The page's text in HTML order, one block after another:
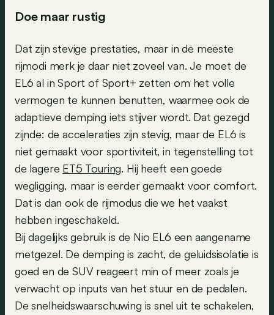
Doe maar rustig
Dat zijn stevige prestaties, maar in de meeste
rijmodi merk je daar niet zoveel van. Je moet de
EL6 al in Sport of Sport+ zetten om het volle
vermogen te kunnen benutten, waarmee ook de
adaptieve demping iets stijver wordt. Dat gezegd
zijnde: de acceleraties zijn stevig, maar de EL6 is
niet gemaakt voor sportiviteit, in tegenstelling tot
de lagere ET5 Touring. Hij heeft een goede
wegligging, maar is eerder gemaakt voor comfort.
Dat is dan ook de rijmodus die we het vaakst
hebben ingeschakeld.
Bij dagelijks gebruik is de Nio EL6 een aangename
metgezel. De demping is zacht, de geluidsisolatie is
goed en de SUV reageert min of meer zoals je
verwacht op inputs van het stuur en de pedalen.
De snelheidswaarschuwing is snel uit te schakelen,